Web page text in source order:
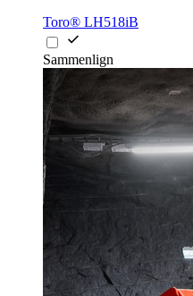
Toro® LH518iB
Sammenlign